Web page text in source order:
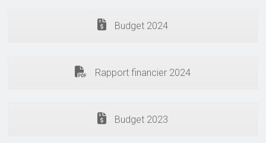
Budget 2024
Rapport financier 2024
Budget 2023